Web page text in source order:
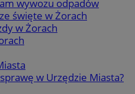
wywozu odpadów
święte w Żorach
w Żorach
sprawę w Urzędzie Miasta?